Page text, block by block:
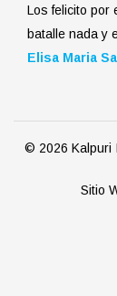
Los felicito por
batalle nada y
Elisa Maria
© 2026 Kalpuri
Sitio